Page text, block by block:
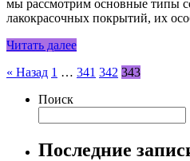
мы рассмотрим основные типы
лакокрасочных покрытий, их
Читать далее
Пагинация
записей
« Назад 1 … 341 342 343
Поиск
Последние